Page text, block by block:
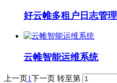
好云帷多租户日志管理
云帷智能运维系统
上一页1下一页 转至第